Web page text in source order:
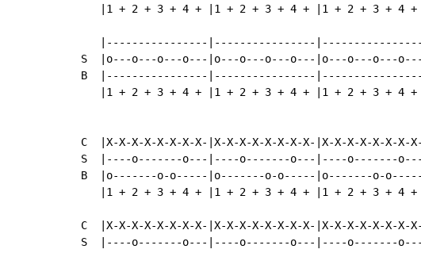
|1 + 2 + 3 + 4 + |1 + 2 + 3 + 4 + |1 + 2 + 3 + 4 +
|----------------|----------------
S  |o---o---o---o---|o---o---o---o---|o---o---o---o---
B  |----------------|----------------
|1 + 2 + 3 + 4 + |1 + 2 + 3 + 4 + |1 + 2 + 3 + 4 +
C  |X-X-X-X-X-X-X-X-|X-X-X-X-X-X-X-X-|X-X-X-X-X-X-X-
S  |----o-------o---|----o-------o---|----o-------
B  |o-------o-o-----|o-------o-o-----|o-------o-
|1 + 2 + 3 + 4 + |1 + 2 + 3 + 4 + |1 + 2 + 3 + 4 +
C  |X-X-X-X-X-X-X-X-|X-X-X-X-X-X-X-X-|X-X-X-X-X-X-X-
S  |----o-------o---|----o-------o---|----o-------